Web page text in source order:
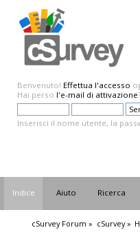
Benvenuto! Effettua l'accesso
Hai perso l'e-mail di attivazione?
Inserisci il nome utente, la
Indice Aiuto Ricerca
cSurvey Forum » cSurvey»